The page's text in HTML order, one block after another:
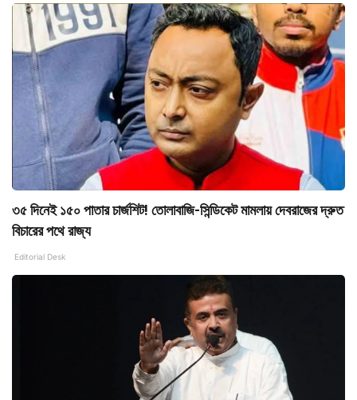
৩৫ দিনেই ১৫০ পাতার চার্জশিট! তোলাবাজি-সিন্ডিকেট মামলায় দেবরাজের দ্রুত
বিচারের পথে রাজ্য
Editorial Desk